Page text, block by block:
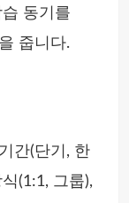
동기를
줍니다.
간(단기, 한
(1:1, 그룹),